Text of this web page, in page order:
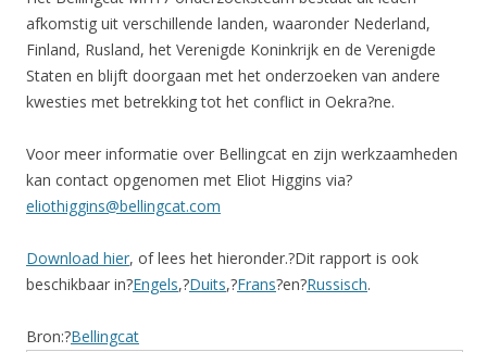
afkomstig uit verschillende landen, waaronder Nederland,
Finland, Rusland, het Verenigde Koninkrijk en de Verenigde
Staten en blijft doorgaan met het onderzoeken van andere
kwesties met betrekking tot het conflict in Oekra?ne.
Voor meer informatie over Bellingcat en zijn werkzaamheden
kan contact opgenomen met Eliot Higgins via?
eliothiggins@bellingcat.com
Download hier, of lees het hieronder.?Dit rapport is ook
beschikbaar in?Engels,?Duits,?Frans?en?Russisch.
Bron:?Bellingcat